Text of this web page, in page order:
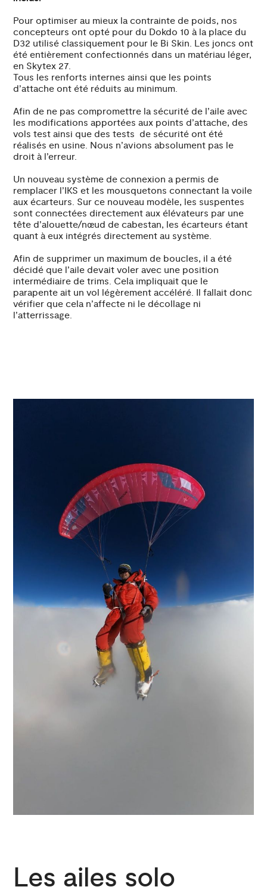
Pour optimiser au mieux la contrainte de poids, nos
concepteurs ont opté pour du Dokdo 10 à la place du
D32 utilisé classiquement pour le Bi Skin. Les joncs ont
été entièrement confectionnés dans un matériau léger,
en Skytex 27.
Tous les renforts internes ainsi que les points
d’attache ont été réduits au minimum.
Afin de ne pas compromettre la sécurité de l’aile avec
les modifications apportées aux points d’attache, des
vols test ainsi que des tests de sécurité ont été
réalisés en usine. Nous n’avions absolument pas le
droit à l’erreur.
Un nouveau système de connexion a permis de
remplacer l’IKS et les mousquetons connectant la voile
aux écarteurs. Sur ce nouveau modèle, les suspentes
sont connectées directement aux élévateurs par une
tête d’alouette/nœud de cabestan, les écarteurs étant
quant à eux intégrés directement au système.
Afin de supprimer un maximum de boucles, il a été
décidé que l’aile devait voler avec une position
intermédiaire de trims. Cela impliquait que le
parapente ait un vol légèrement accéléré. Il fallait donc
vérifier que cela n’affecte ni le décollage ni
l’atterrissage.
Les ailes solo